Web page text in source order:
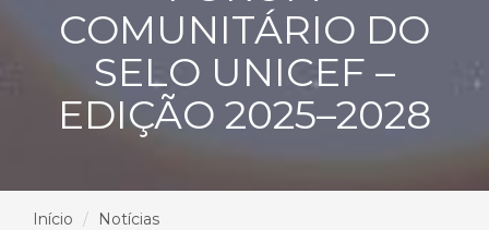
COMUNITÁRIO DO
SELO UNICEF –
EDIÇÃO 2025–2028
Início
Notícias